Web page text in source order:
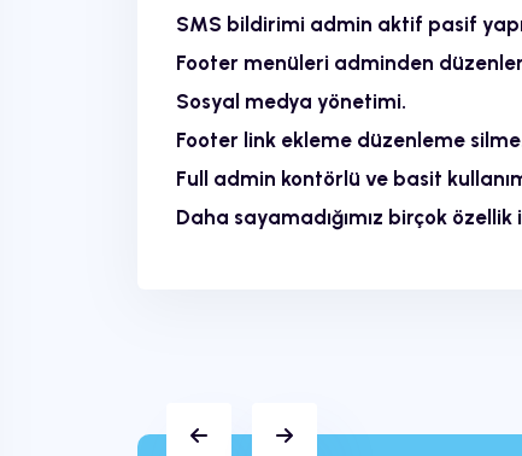
SMS bildirimi admin aktif pasif
Footer menüleri adminden
Sosyal medya yönetimi.
Footer link ekleme düzenleme
Full admin kontörlü ve basit
Daha sayamadığımız birçok